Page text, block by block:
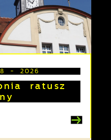
- 2026
ratusz